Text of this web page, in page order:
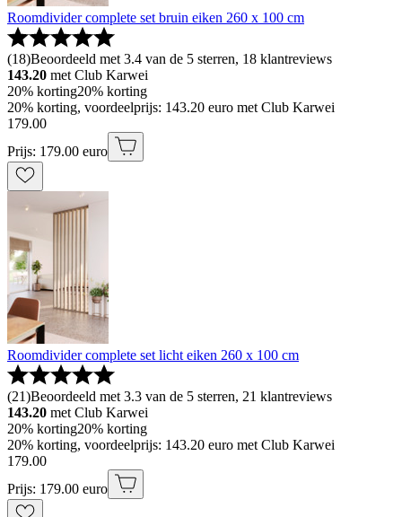
Roomdivider complete set bruin eiken 260 x 100 cm
(18)Beoordeeld met 3.4 van de 5 sterren, 18 klantreviews
143.20 met Club Karwei
20% korting20% korting
20% korting, voordeelprijs: 143.20 euro met Club Karwei
179.00
Prijs: 179.00 euro
Roomdivider complete set licht eiken 260 x 100 cm
(21)Beoordeeld met 3.3 van de 5 sterren, 21 klantreviews
143.20 met Club Karwei
20% korting20% korting
20% korting, voordeelprijs: 143.20 euro met Club Karwei
179.00
Prijs: 179.00 euro